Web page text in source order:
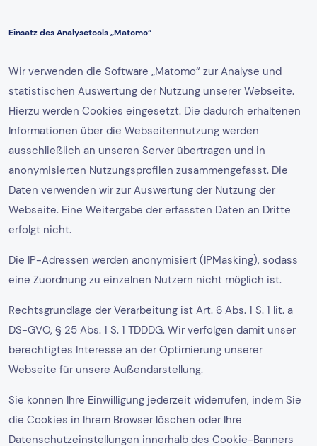
Einsatz des Analysetools „Matomo“
Wir verwenden die Software „Matomo“ zur Analyse und
statistischen Auswertung der Nutzung unserer Webseite.
Hierzu werden Cookies eingesetzt. Die dadurch erhaltenen
Informationen über die Webseitennutzung werden
ausschließlich an unseren Server übertragen und in
anonymisierten Nutzungsprofilen zusammengefasst. Die
Daten verwenden wir zur Auswertung der Nutzung der
Webseite. Eine Weitergabe der erfassten Daten an Dritte
erfolgt nicht.
Die IP-Adressen werden anonymisiert (IPMasking), sodass
eine Zuordnung zu einzelnen Nutzern nicht möglich ist.
Rechtsgrundlage der Verarbeitung ist Art. 6 Abs. 1 S. 1 lit. a
DS-GVO, § 25 Abs. 1 S. 1 TDDDG. Wir verfolgen damit unser
berechtigtes Interesse an der Optimierung unserer
Webseite für unsere Außendarstellung.
Sie können Ihre Einwilligung jederzeit widerrufen, indem Sie
die Cookies in Ihrem Browser löschen oder Ihre
Datenschutzeinstellungen innerhalb des Cookie-Banners